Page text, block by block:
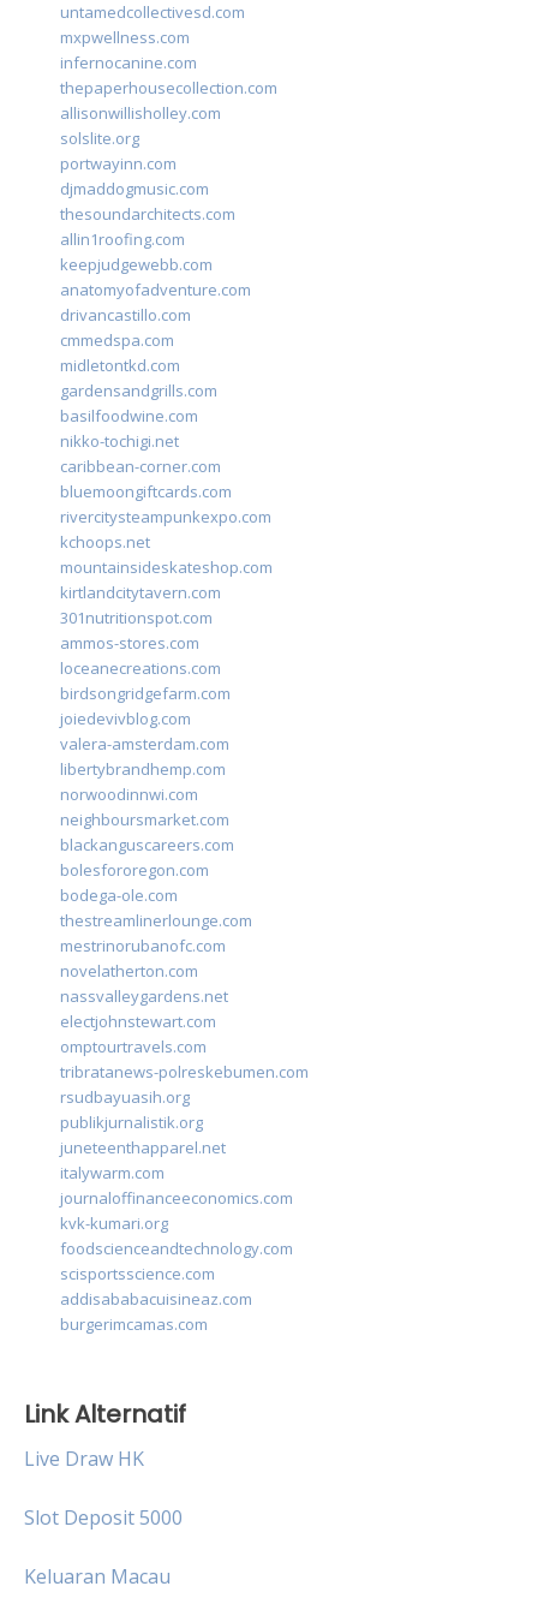
untamedcollectivesd.com
mxpwellness.com
infernocanine.com
thepaperhousecollection.com
allisonwillisholley.com
solslite.org
portwayinn.com
djmaddogmusic.com
thesoundarchitects.com
allin1roofing.com
keepjudgewebb.com
anatomyofadventure.com
drivancastillo.com
cmmedspa.com
midletontkd.com
gardensandgrills.com
basilfoodwine.com
nikko-tochigi.net
caribbean-corner.com
bluemoongiftcards.com
rivercitysteampunkexpo.com
kchoops.net
mountainsideskateshop.com
kirtlandcitytavern.com
301nutritionspot.com
ammos-stores.com
loceanecreations.com
birdsongridgefarm.com
joiedevivblog.com
valera-amsterdam.com
libertybrandhemp.com
norwoodinnwi.com
neighboursmarket.com
blackanguscareers.com
bolesfororegon.com
bodega-ole.com
thestreamlinerlounge.com
mestrinorubanofc.com
novelatherton.com
nassvalleygardens.net
electjohnstewart.com
omptourtravels.com
tribratanews-polreskebumen.com
rsudbayuasih.org
publikjurnalistik.org
juneteenthapparel.net
italywarm.com
journaloffinanceeconomics.com
kvk-kumari.org
foodscienceandtechnology.com
scisportsscience.com
addisababacuisineaz.com
burgerimcamas.com
Link Alternatif
Live Draw HK
Slot Deposit 5000
Keluaran Macau